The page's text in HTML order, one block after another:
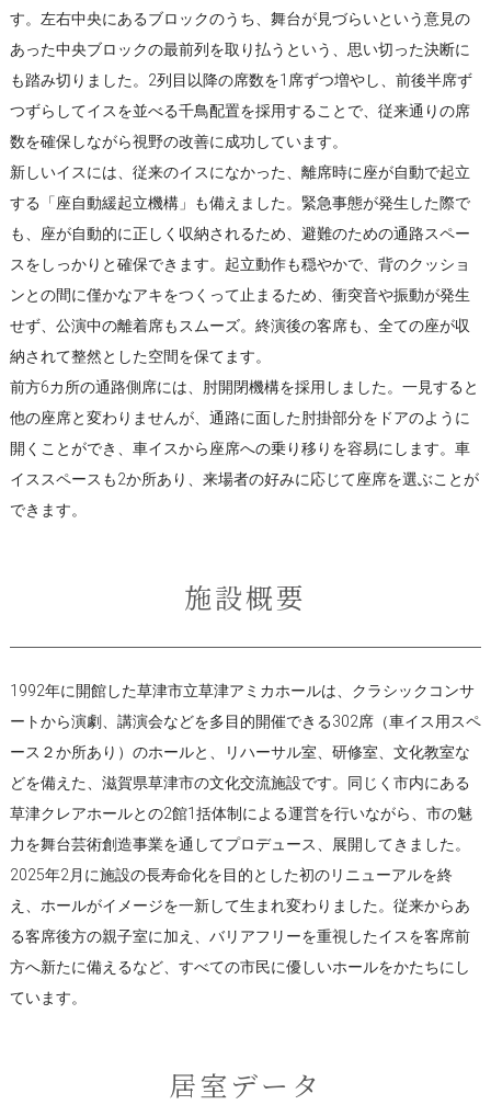
す。左右中央にあるブロックのうち、舞台が見づらいという意見の
あった中央ブロックの最前列を取り払うという、思い切った決断に
も踏み切りました。2列目以降の席数を1席ずつ増やし、前後半席ず
つずらしてイスを並べる千鳥配置を採用することで、従来通りの席
数を確保しながら視野の改善に成功しています。
新しいイスには、従来のイスになかった、離席時に座が自動で起立
する「座自動緩起立機構」も備えました。緊急事態が発生した際で
も、座が自動的に正しく収納されるため、避難のための通路スペー
スをしっかりと確保できます。起立動作も穏やかで、背のクッショ
ンとの間に僅かなアキをつくって止まるため、衝突音や振動が発生
せず、公演中の離着席もスムーズ。終演後の客席も、全ての座が収
納されて整然とした空間を保てます。
前方6カ所の通路側席には、肘開閉機構を採用しました。一見すると
他の座席と変わりませんが、通路に面した肘掛部分をドアのように
開くことができ、車イスから座席への乗り移りを容易にします。車
イススペースも2か所あり、来場者の好みに応じて座席を選ぶことが
できます。
施設概要
1992年に開館した草津市立草津アミカホールは、クラシックコンサ
ートから演劇、講演会などを多目的開催できる302席（車イス用スペ
ース２か所あり）のホールと、リハーサル室、研修室、文化教室な
どを備えた、滋賀県草津市の文化交流施設です。同じく市内にある
草津クレアホールとの2館1括体制による運営を行いながら、市の魅
力を舞台芸術創造事業を通してプロデュース、展開してきました。
2025年2月に施設の長寿命化を目的とした初のリニューアルを終
え、ホールがイメージを一新して生まれ変わりました。従来からあ
る客席後方の親子室に加え、バリアフリーを重視したイスを客席前
方へ新たに備えるなど、すべての市民に優しいホールをかたちにし
ています。
居室データ